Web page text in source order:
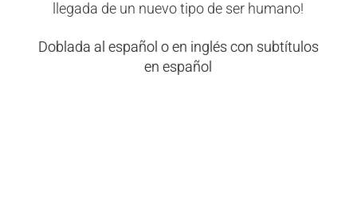
llegada de un nuevo tipo de ser humano!
Doblada al español o en inglés con subtítulos
en español